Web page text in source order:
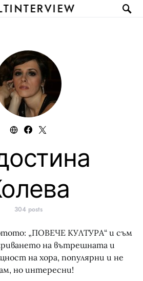
304 posts
„ПОВЕЧЕ КУЛТУРА“ и съм
на вътрешната и
на хора, популярни и не
но интересни!